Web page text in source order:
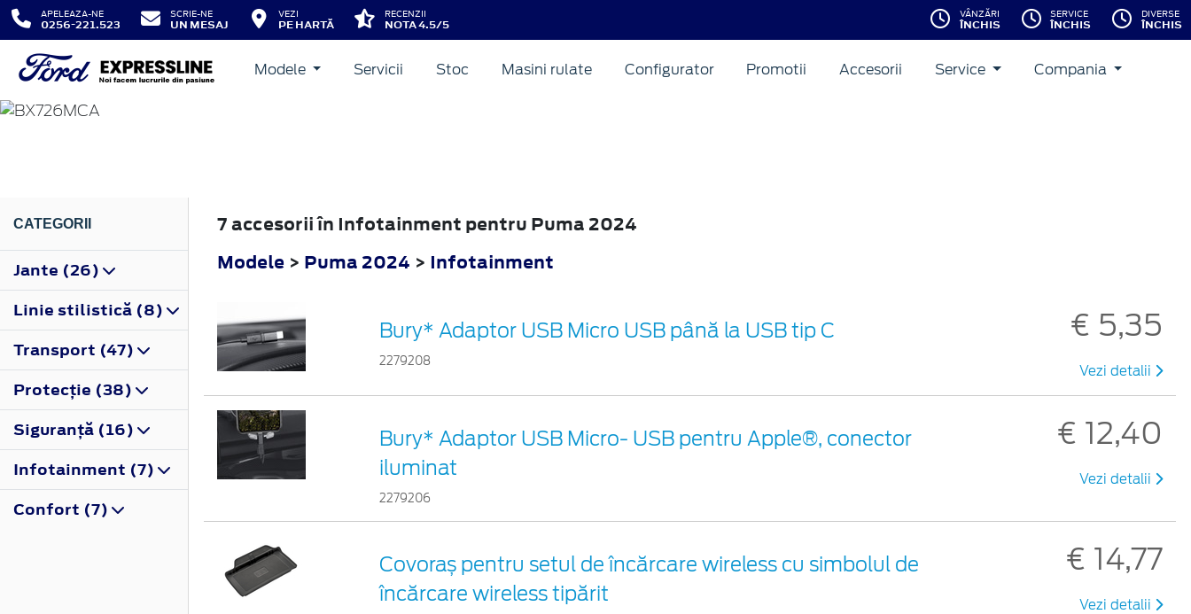
APELEAZA-NE
0256-221.523
SCRIE-NE
UN MESAJ
VEZI
PE HARTĂ
RECENZII
NOTA 4.5/5
VÂNZĂRI
ÎNCHIS
SERVICE
ÎNCHIS
DIVERSE
ÎNCHIS
Modele Servicii Stoc Masini rulate Configurator Promotii Accesorii Service Compania
PUMA
CATEGORII
Jante (26)
Linie stilistică (8)
Transport (47)
Protecţie (38)
Siguranţă (16)
Infotainment (7)
Confort (7)
7 accesorii în Infotainment pentru Puma 2024
Modele > Puma 2024 > Infotainment
Bury* Adaptor USB Micro USB până la USB tip C
2279208
€ 5,35
Vezi detalii
Bury* Adaptor USB Micro- USB pentru Apple®, conector
iluminat
2279206
€ 12,40
Vezi detalii
Covoraș pentru setul de încărcare wireless cu simbolul de
încărcare wireless tipărit
€ 14,77
Vezi detalii